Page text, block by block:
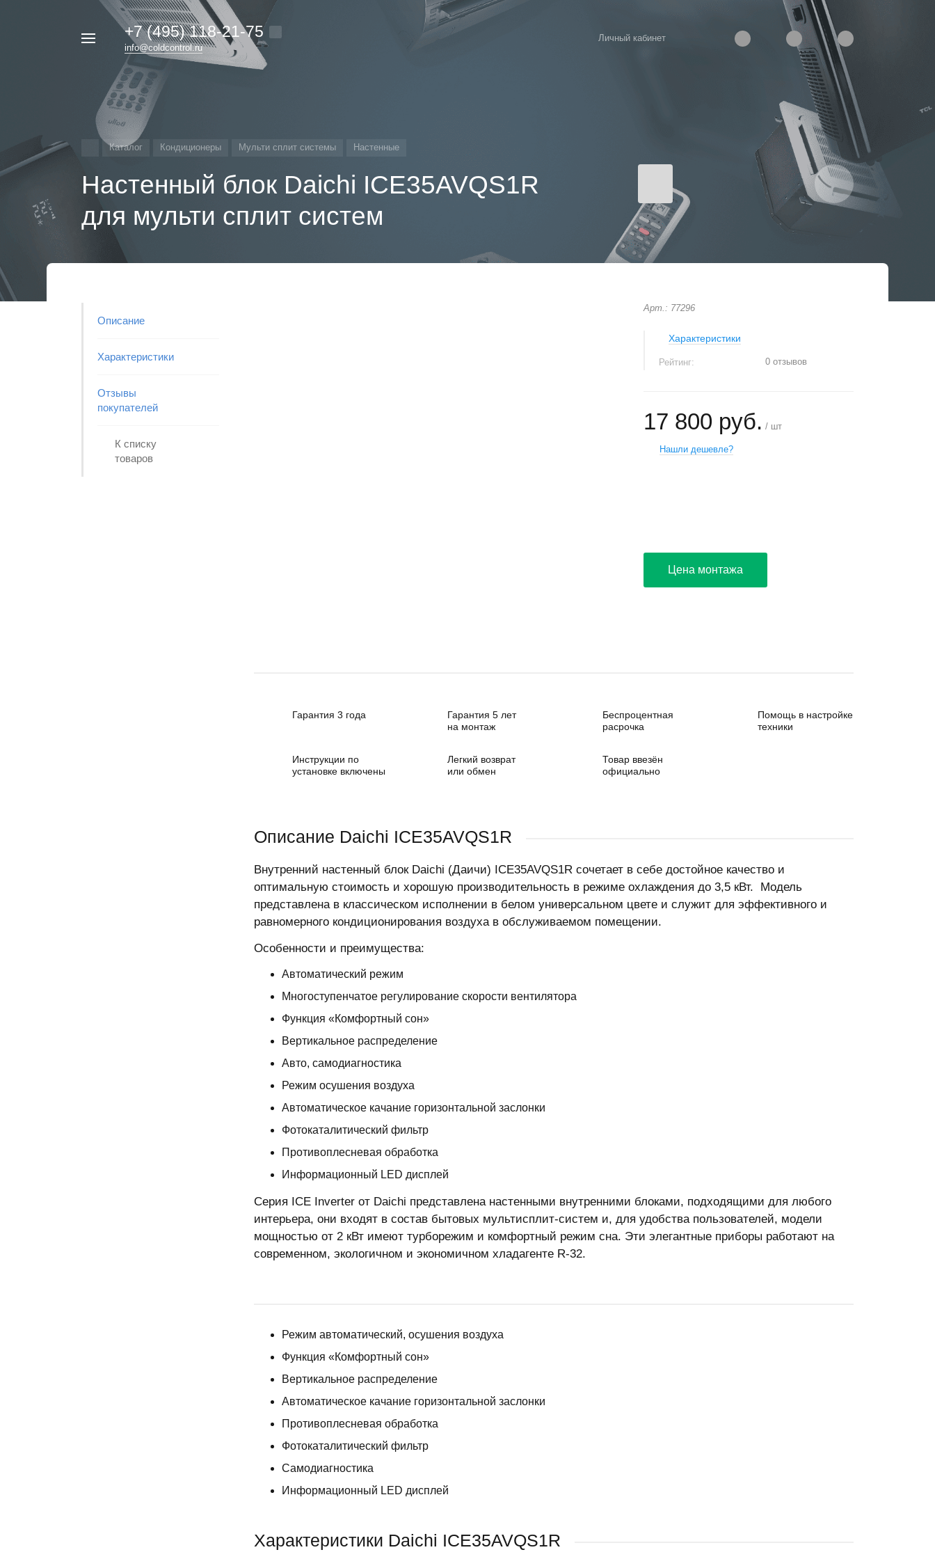
+7 (495) 118-21-75
info@coldcontrol.ru
Личный кабинет
Каталог Кондиционеры Мульти сплит системы Настенные
Настенный блок Daichi ICE35AVQS1R
для мульти сплит систем
Описание
Характеристики
Отзывы
покупателей
К списку
товаров
Арт.: 77296
Характеристики
Рейтинг: 0 отзывов
17 800 руб. / шт
Нашли дешевле?
Цена монтажа
Гарантия 3 года
Гарантия 5 лет
на монтаж
Беспроцентная
расрочка
Помощь в настройке
техники
Инструкции по
установке включены
Легкий возврат
или обмен
Товар ввезён
официально
Описание Daichi ICE35AVQS1R
Внутренний настенный блок Daichi (Даичи) ICE35AVQS1R сочетает в себе достойное качество и
оптимальную стоимость и хорошую производительность в режиме охлаждения до 3,5 кВт. Модель
представлена в классическом исполнении в белом универсальном цвете и служит для эффективного и
равномерного кондиционирования воздуха в обслуживаемом помещении.
Особенности и преимущества:
Автоматический режим
Многоступенчатое регулирование скорости вентилятора
Функция «Комфортный сон»
Вертикальное распределение
Авто, самодиагностика
Режим осушения воздуха
Автоматическое качание горизонтальной заслонки
Фотокаталитический фильтр
Противоплесневая обработка
Информационный LED дисплей
Серия ICE Inverter от Daichi представлена настенными внутренними блоками, подходящими для любого
интерьера, они входят в состав бытовых мультисплит-систем и, для удобства пользователей, модели
мощностью от 2 кВт имеют турборежим и комфортный режим сна. Эти элегантные приборы работают на
современном, экологичном и экономичном хладагенте R-32.
Режим автоматический, осушения воздуха
Функция «Комфортный сон»
Вертикальное распределение
Автоматическое качание горизонтальной заслонки
Противоплесневая обработка
Фотокаталитический фильтр
Самодиагностика
Информационный LED дисплей
Характеристики Daichi ICE35AVQS1R